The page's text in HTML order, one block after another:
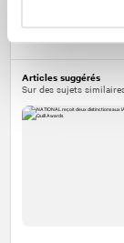
Facebook
Articles suggérés
Sur des sujets